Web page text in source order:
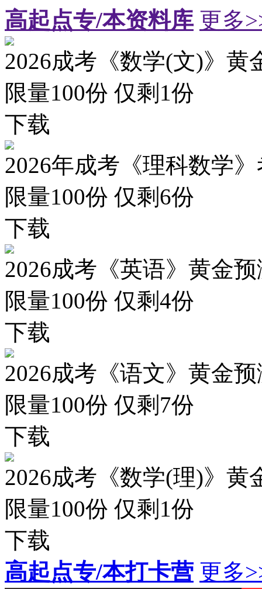
高起点专/本资料库 更多
2026成考《数学(文)》黄
限量100份 仅剩 1份
下载
2026年成考《理科数学
限量100份 仅剩 6份
下载
2026成考《英语》黄金
限量100份 仅剩4份
下载
2026成考《语文》黄金
限量100份 仅剩 7份
下载
2026成考《数学(理)》黄
限量100份 仅剩 1份
下载
高起点专/本打卡营 更多